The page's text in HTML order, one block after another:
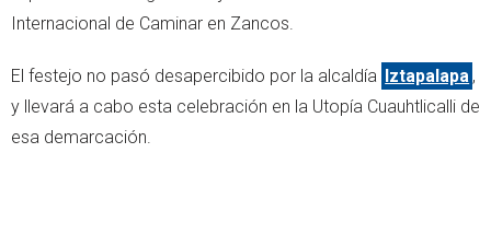
Internacional de Caminar en Zancos.
El festejo no pasó desapercibido por la alcaldía Iztapalapa ,
y llevará a cabo esta celebración en la Utopía Cuauhtlicalli de
esa demarcación.